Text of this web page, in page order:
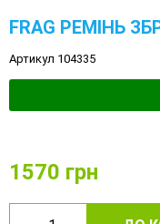
FRAG РЕМІНЬ
Артикул 104335
1570 грн